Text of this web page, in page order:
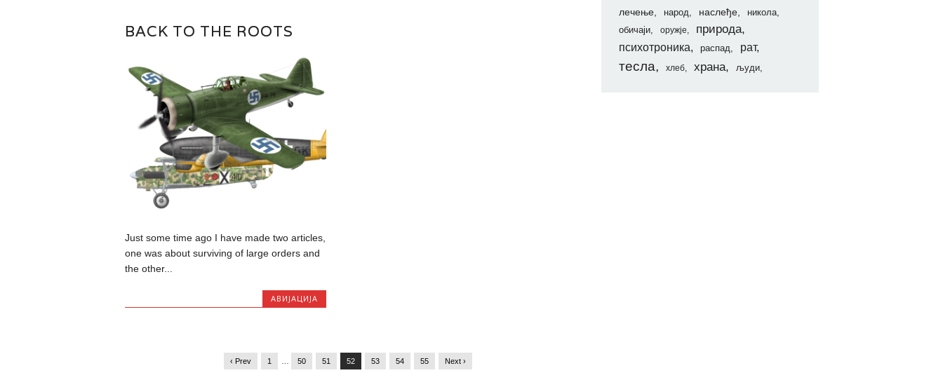
BACK TO THE ROOTS
Just some time ago I have made two articles,
one was about surviving of large orders and
the other...
АВИЈАЦИЈА
‹ Prev 1 50 51 52 53 54 55 Next ›
лечење
народ наслеђе
никола
обичаји
оружје природа
психотроника распад рат
тесла хлеб храна људи